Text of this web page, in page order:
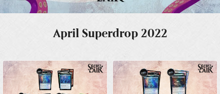
April Superdrop 2022